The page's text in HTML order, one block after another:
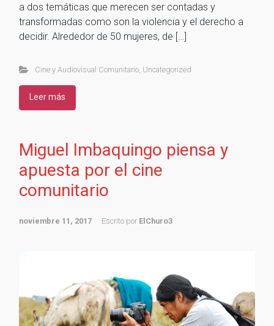
a dos temáticas que merecen ser contadas y
transformadas como son la violencia y el derecho a
decidir. Alrededor de 50 mujeres, de […]
Cine y Audiovisual Comunitario, Uncategorized
Leer más
Miguel Imbaquingo piensa y
apuesta por el cine
comunitario
noviembre 11, 2017 Escrito por ElChuro3